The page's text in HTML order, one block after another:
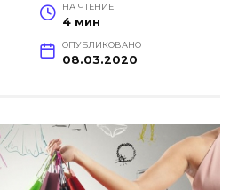
НА ЧТЕНИЕ
4 мин
ОПУБЛИКОВАНО
08.03.2020